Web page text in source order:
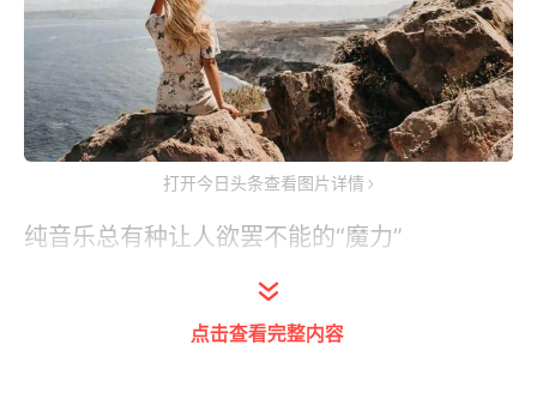
打开今日头条查看图片详情
纯音乐总有种让人欲罢不能的“魔力”
在纯音乐里没有语义的干扰
点击查看完整内容